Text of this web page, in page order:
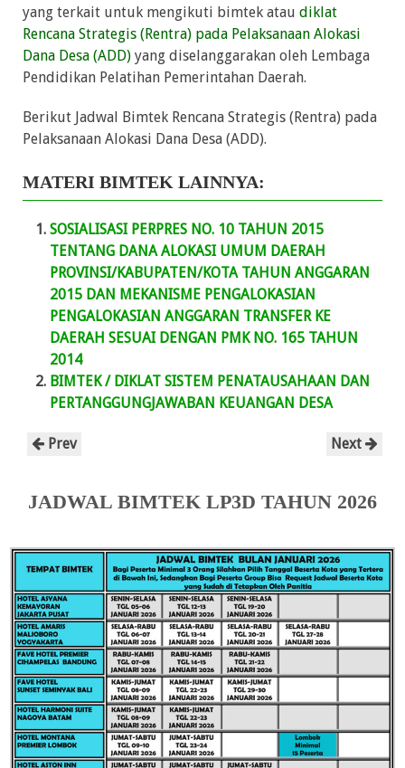
yang terkait untuk mengikuti bimtek atau diklat
Rencana Strategis (Rentra) pada Pelaksanaan Alokasi
Dana Desa (ADD) yang diselanggarakan oleh Lembaga
Pendidikan Pelatihan Pemerintahan Daerah.
Berikut Jadwal Bimtek Rencana Strategis (Rentra) pada
Pelaksanaan Alokasi Dana Desa (ADD).
MATERI BIMTEK LAINNYA:
SOSIALISASI PERPRES NO. 10 TAHUN 2015
TENTANG DANA ALOKASI UMUM DAERAH
PROVINSI/KABUPATEN/KOTA TAHUN ANGGARAN
2015 DAN MEKANISME PENGALOKASIAN
PENGALOKASIAN ANGGARAN TRANSFER KE
DAERAH SESUAI DENGAN PMK NO. 165 TAHUN
2014
BIMTEK / DIKLAT SISTEM PENATAUSAHAAN DAN
PERTANGGUNGJAWABAN KEUANGAN DESA
Next
Prev
JADWAL BIMTEK LP3D TAHUN 2026